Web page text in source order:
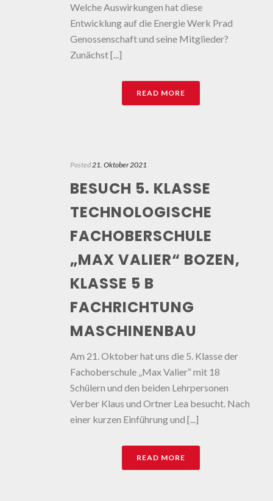
Welche Auswirkungen hat diese
Entwicklung auf die Energie Werk Prad
Genossenschaft und seine Mitglieder?
Zunächst [...]
READ MORE
Posted 21. Oktober 2021
BESUCH 5. KLASSE
TECHNOLOGISCHE
FACHOBERSCHULE
„MAX VALIER“ BOZEN,
KLASSE 5 B
FACHRICHTUNG
MASCHINENBAU
Am 21. Oktober hat uns die 5. Klasse der
Fachoberschule „Max Valier“ mit 18
Schülern und den beiden Lehrpersonen
Verber Klaus und Ortner Lea besucht. Nach
einer kurzen Einführung und [...]
READ MORE